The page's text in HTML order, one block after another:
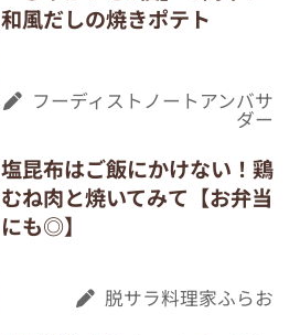
和風だしの焼きポテト
フーディストノートアンバサ
ダー
塩昆布はご飯にかけない！鶏
むね肉と焼いてみて【お弁当
にも◎】
脱サラ料理家ふらお